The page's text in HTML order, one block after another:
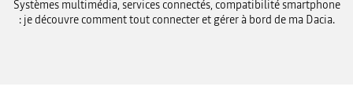
Systèmes multimédia, services connectés, compatibilité smartphone
: je découvre comment tout connecter et gérer à bord de ma Dacia.